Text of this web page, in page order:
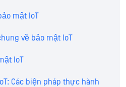
mật IoT
về bảo mật IoT
IoT
Các biện pháp thực hành